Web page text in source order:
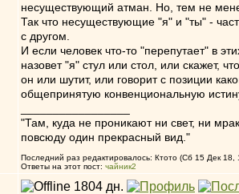
несуществующий атман. Но, тем не
Так что несуществующие "я" и "ты" -
с другом.
И если человек что-то "перепутает" в
назовет "я" стул или стол, или скажет,
он или шутит, или говорит с позиции
общепринятую конвенциональную
"Там, куда не проникают ни свет, ни
повсюду один прекрасный вид."
Последний раз редактировалось: Ктото (Сб 15 Дек 18,
Ответы на этот пост: чайник2